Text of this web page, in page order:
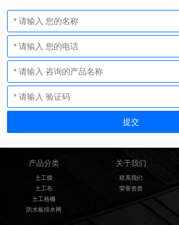
产品分类
土工膜
土工布
土工格栅
防水板排水网
关于我们
联系我们
荣誉资质